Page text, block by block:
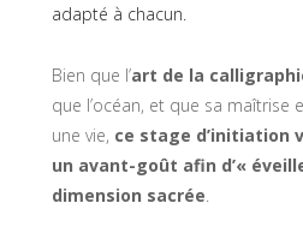
adapté à chacun.
Bien que l’art de la
que l’océan, et que sa maîtrise
une vie, ce stage d’initiation
un avant-goût afin d’«
dimension sacrée.